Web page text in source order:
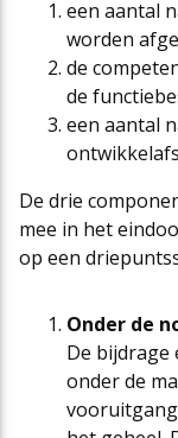
een aantal
worden
de
de
een aantal
De drie
mee in het
op een
Onder de
De bijdrage
onder de